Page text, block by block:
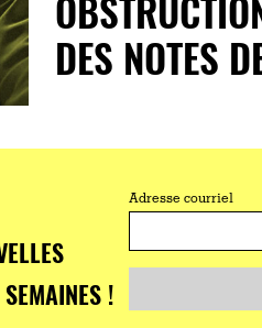
DES NOTES
!
Adresse courriel